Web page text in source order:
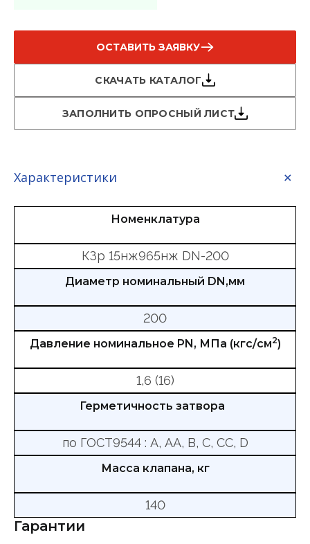
ОСТАВИТЬ ЗАЯВКУ
СКАЧАТЬ КАТАЛОГ
ЗАПОЛНИТЬ ОПРОСНЫЙ ЛИСТ
Характеристики
Номенклатура
КЗр 15нж965нж DN-200
Диаметр номинальный DN,мм
200
Давление номинальное PN, МПа (кгс/см2)
1,6 (16)
Герметичность затвора
по ГОСТ9544 : А, АА, В, С, СС, D
Масса клапана, кг
140
Гарантии